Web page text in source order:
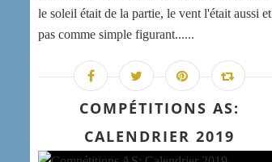
le soleil était de la partie, le vent l'était aussi et
pas comme simple figurant......
COMPÉTITIONS AS:
CALENDRIER 2019